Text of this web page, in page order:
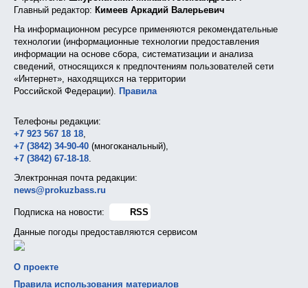
Главный редактор: Кимеев Аркадий Валерьевич
На информационном ресурсе применяются рекомендательные
технологии (информационные технологии предоставления
информации на основе сбора, систематизации и анализа
сведений, относящихся к предпочтениям пользователей сети
«Интернет», находящихся на территории
Российской Федерации). Правила
Телефоны редакции:
+7 923 567 18 18,
+7 (3842) 34-90-40 (многоканальный),
+7 (3842) 67-18-18.
Электронная почта редакции:
news@prokuzbass.ru
Подписка на новости:
RSS
Данные погоды предоставляются сервисом
О проекте
Правила использования материалов